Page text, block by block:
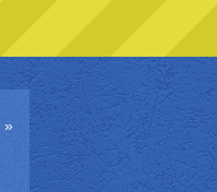
»